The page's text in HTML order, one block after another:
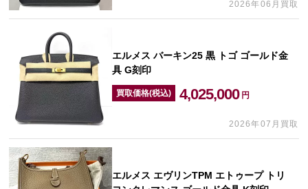
2026年06月買取
エルメス バーキン25 黒 トゴ ゴールド金
具 G刻印
買取価格(税込) 4,025,000 円
2026年07月買取
エルメス エヴリンTPM エトゥープ トリ